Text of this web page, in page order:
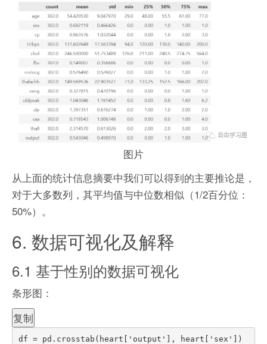
图片
从上面的统计信息摘要中我们可以得到的主要推论是，
对于大多数列，其平均值与中位数相似（1/2百分位：
50%）。
6. 数据可视化及解释
6.1 基于性别的数据可视化
条形图：
复制
df = pd . crosstab ( heart [ 'output' ] , heart [ 'sex' ] )